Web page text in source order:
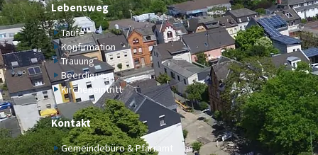
Lebensweg
Taufe
Konfirmation
Trauung
Beerdigung
Kircheneintritt
Kontakt
Gemeindebüro & Pfarramt